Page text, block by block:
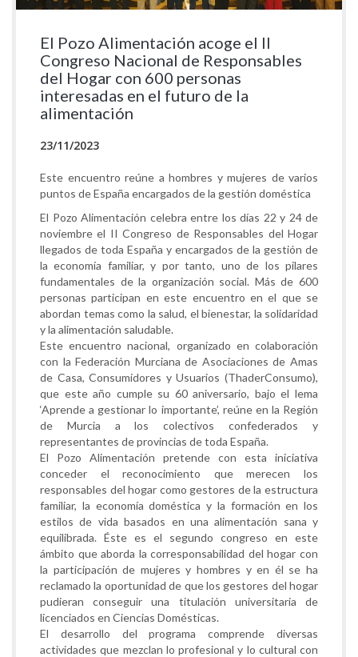
El Pozo Alimentación acoge el II
Congreso Nacional de Responsables
del Hogar con 600 personas
interesadas en el futuro de la
alimentación
23/11/2023
Este encuentro reúne a hombres y mujeres de varios
puntos de España encargados de la gestión doméstica
El Pozo Alimentación celebra entre los días 22 y 24 de
noviembre el II Congreso de Responsables del Hogar
llegados de toda España y encargados de la gestión de
la economía familiar, y por tanto, uno de los pilares
fundamentales de la organización social. Más de 600
personas participan en este encuentro en el que se
abordan temas como la salud, el bienestar, la solidaridad
y la alimentación saludable.
Este encuentro nacional, organizado en colaboración
con la Federación Murciana de Asociaciones de Amas
de Casa, Consumidores y Usuarios (ThaderConsumo),
que este año cumple su 60 aniversario, bajo el lema
‘Aprende a gestionar lo importante’, reúne en la Región
de Murcia a los colectivos confederados y
representantes de provincias de toda España.
El Pozo Alimentación pretende con esta iniciativa
conceder el reconocimiento que merecen los
responsables del hogar como gestores de la estructura
familiar, la economía doméstica y la formación en los
estilos de vida basados en una alimentación sana y
equilibrada. Éste es el segundo congreso en este
ámbito que aborda la corresponsabilidad del hogar con
la participación de mujeres y hombres y en él se ha
reclamado la oportunidad de que los gestores del hogar
pudieran conseguir una titulación universitaria de
licenciados en Ciencias Domésticas.
El desarrollo del programa comprende diversas
actividades que mezclan lo profesional y lo cultural con